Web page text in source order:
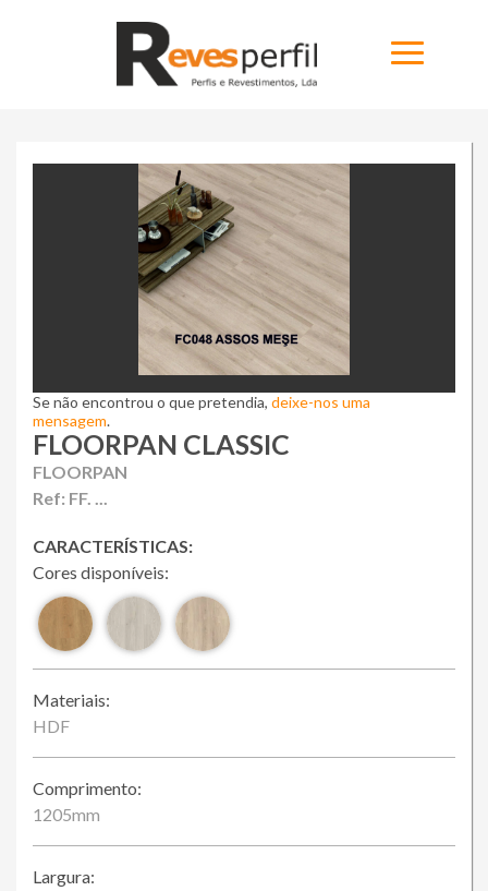
Home
Produtos
Novidades
Catálogos
Portfólio
Sobre
Contactos
Se não encontrou o que pretendia, deixe-nos uma
mensagem.
FLOORPAN CLASSIC
FLOORPAN
Ref: FF. ...
CARACTERÍSTICAS:
Cores disponíveis:
Materiais:
HDF
Comprimento:
1205mm
Largura: